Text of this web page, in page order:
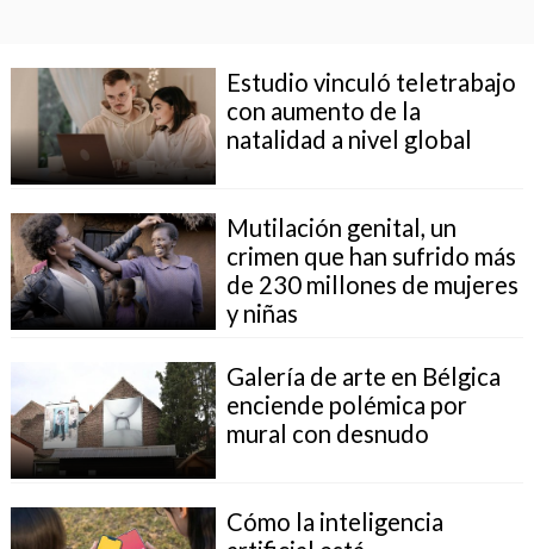
Estudio vinculó teletrabajo
con aumento de la
natalidad a nivel global
Mutilación genital, un
crimen que han sufrido más
de 230 millones de mujeres
y niñas
Galería de arte en Bélgica
enciende polémica por
mural con desnudo
Cómo la inteligencia